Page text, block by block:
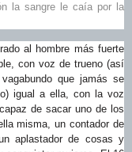
la sangre le caía por la
al hombre más fuerte
con voz de trueno (así
que jamás se
igual a ella, con la voz
de sacar uno de los
misma, un contador de
aplastador de cosas y